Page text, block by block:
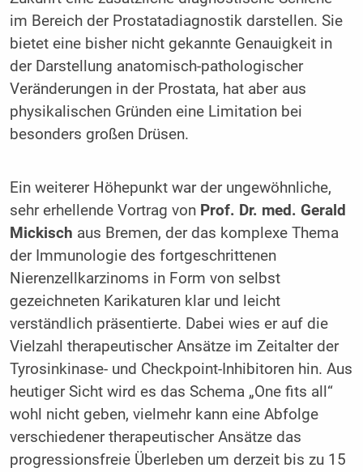
im Bereich der Prostatadiagnostik darstellen. Sie
bietet eine bisher nicht gekannte Genauigkeit in
der Darstellung anatomisch-pathologischer
Veränderungen in der Prostata, hat aber aus
physikalischen Gründen eine Limitation bei
besonders großen Drüsen.
Ein weiterer Höhepunkt war der ungewöhnliche,
sehr erhellende Vortrag von Prof. Dr. med. Gerald
Mickisch aus Bremen, der das komplexe Thema
der Immunologie des fortgeschrittenen
Nierenzellkarzinoms in Form von selbst
gezeichneten Karikaturen klar und leicht
verständlich präsentierte. Dabei wies er auf die
Vielzahl therapeutischer Ansätze im Zeitalter der
Tyrosinkinase- und Checkpoint-Inhibitoren hin. Aus
heutiger Sicht wird es das Schema „One fits all“
wohl nicht geben, vielmehr kann eine Abfolge
verschiedener therapeutischer Ansätze das
progressionsfreie Überleben um derzeit bis zu 15